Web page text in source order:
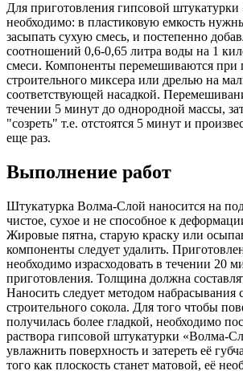
Для приготовления гипсовой
необходимо: в пластиковую емкость
засыпать сухую смесь, и постепенно
соотношений 0,6-0,65 литра воды на 1
смеси. Компоненты перемешиваются
строительного миксера или дрелью на
соответствующей насадкой.
течении 5 минут до однородной массы,
"созреть" т.е. отстоятся 5 минут и
еще раз.
Выполнение работ
Штукатурка Волма-Слой наносится на
чистое, сухое и не способное к
Жировые пятна, старую краску или
компоненты следует удалить.
необходимо израсходовать в течении 20
приготовления. Толщина должна
Наносить следует методом
строительного сокола. Для того чтобы
получилась более гладкой, необходимо
раствора гипсовой штукатурки «Волма-
увлажнить поверхность и затереть её
того как плоскость станет матовой, её